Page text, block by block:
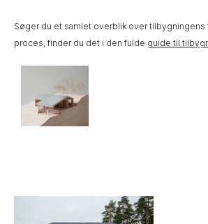
Søger du et samlet overblik over tilbygningens
proces, finder du det i den fulde guide til